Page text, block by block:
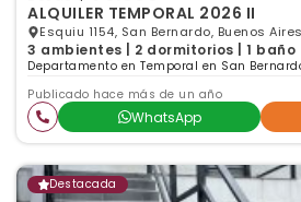
ALQUILER TEMPORAL 2026 II
Esquiu 1154, San Bernardo, Buenos Aires
3 ambientes | 2 dormitorios | 1 baño
Departamento en Temporal en San
Publicado hace más de un año
WhatsApp
Destacada